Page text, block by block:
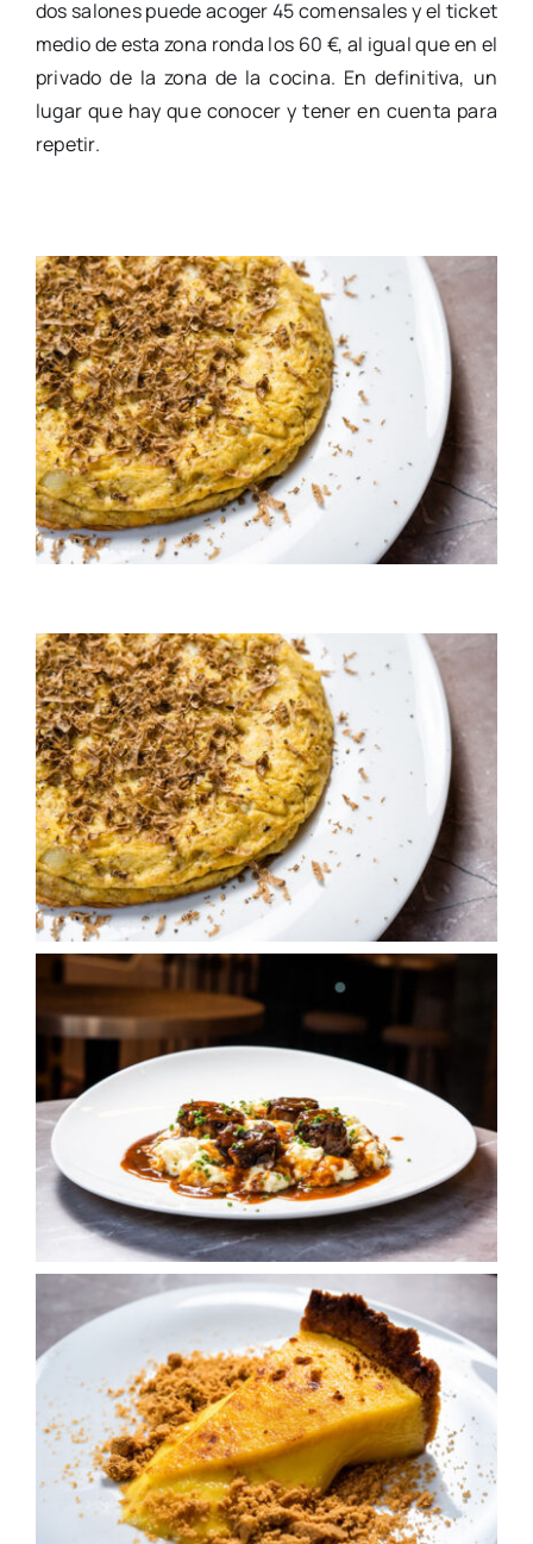
dos salones puede acoger 45 comensales y el ticket
medio de esta zona ronda los 60 €, al igual que en el
privado de la zona de la cocina. En definitiva, un
lugar que hay que conocer y tener en cuenta para
repetir.